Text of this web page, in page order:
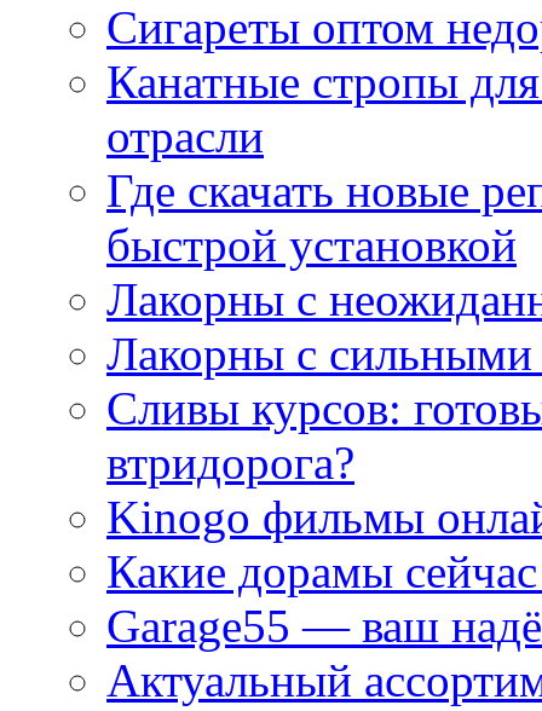
Сигареты оптом
Канатные стропы
отрасли
Где скачать новые
быстрой установкой
Лакорны с
Лакорны с сильными
Сливы курсов:
втридорога?
Kinogo фильмы
Какие дорамы
Garage55 — ваш
Актуальный